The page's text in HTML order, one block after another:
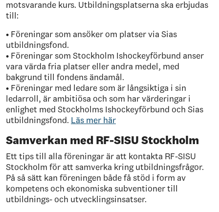
motsvarande kurs. Utbildningsplatserna ska erbjudas
till:
• Föreningar som ansöker om platser via Sias
utbildningsfond.
• Föreningar som Stockholm Ishockeyförbund anser
vara värda fria platser eller andra medel, med
bakgrund till fondens ändamål.
• Föreningar med ledare som är långsiktiga i sin
ledarroll, är ambitiösa och som har värderingar i
enlighet med Stockholms Ishockeyförbund och Sias
utbildningsfond. Läs mer här
Samverkan med RF-SISU Stockholm
Ett tips till alla föreningar är att kontakta RF-SISU
Stockholm för att samverka kring utbildningsfrågor.
På så sätt kan föreningen både få stöd i form av
kompetens och ekonomiska subventioner till
utbildnings- och utvecklingsinsatser.